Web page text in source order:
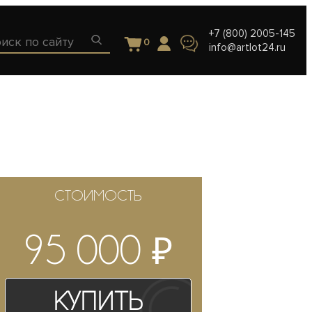
0
+7 (800) 2005-145
info@artlot24.ru
СТОИМОСТЬ
95 000₽
Купить